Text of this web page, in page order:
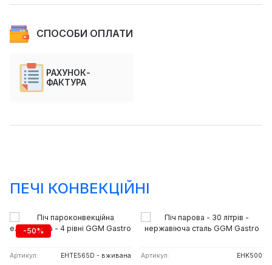
СПОСОБИ ОПЛАТИ
РАХУНОК-
ФАКТУРА
ПЕЧІ КОНВЕКЦІЙНІ
-50%
Артикул: EHTE565D - вживана Артикул: EHK500